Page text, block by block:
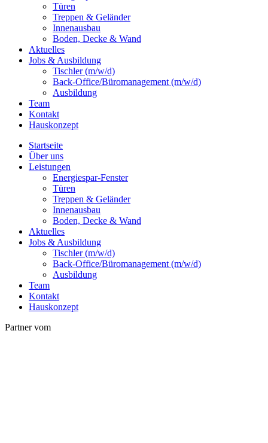
Türen
Treppen & Geländer
Innenausbau
Boden, Decke & Wand
Aktuelles
Jobs & Ausbildung
Tischler (m/w/d)
Back-Office/Büromanagement (m/w/d)
Ausbildung
Team
Kontakt
Hauskonzept
Startseite
Über uns
Leistungen
Energiespar-Fenster
Türen
Treppen & Geländer
Innenausbau
Boden, Decke & Wand
Aktuelles
Jobs & Ausbildung
Tischler (m/w/d)
Back-Office/Büromanagement (m/w/d)
Ausbildung
Team
Kontakt
Hauskonzept
Partner vom